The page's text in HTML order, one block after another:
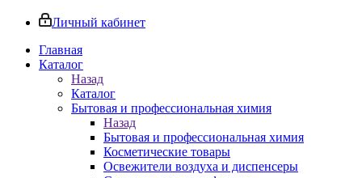
Личный кабинет
Главная
Каталог
Назад
Каталог
Бытовая и профессиональная химия
Назад
Бытовая и профессиональная химия
Косметические товары
Освежители воздуха и диспенсеры